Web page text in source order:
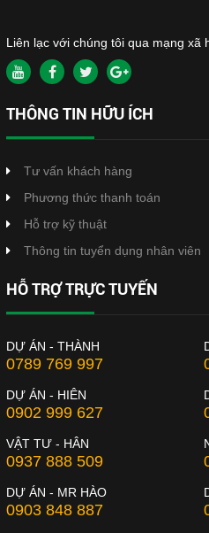
Liên lạc với chúng tôi qua mạng xã
THÔNG TIN HỮU ÍCH
Tư vấn khách hàng
Phương thức thanh toán
Hỗ trợ kỹ thuật
Thông tin tuyển dụng nhân viên
HỖ TRỢ TRỰC TUYẾN
DỰ ÁN - THÀNH
0789 769 997
DỰ ÁN - HIÊN
0902 999 627
VẬT TƯ - HÂN
0937 888 509
DỰ ÁN - MR HÀO
0903 848 887